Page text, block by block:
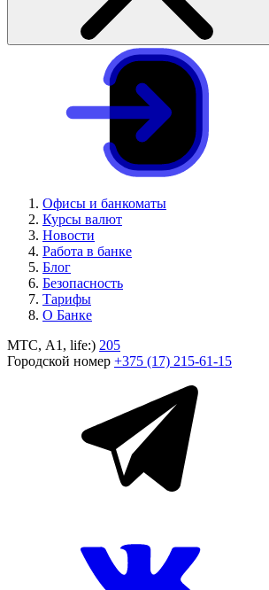
Офисы и банкоматы
Курсы валют
Новости
Работа в банке
Блог
Безопасность
Тарифы
О Банке
МТС, A1, life:) 205
Городской номер +375 (17) 215-61-15